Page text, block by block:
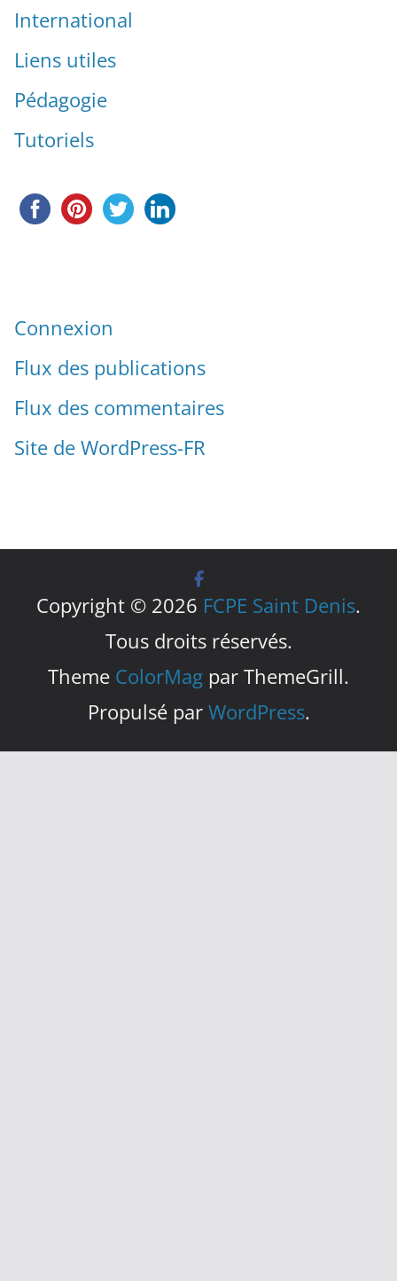
International
Liens utiles
Pédagogie
Tutoriels
Connexion
Flux des publications
Flux des commentaires
Site de WordPress-FR
Copyright © 2026 FCPE Saint Denis.
Tous droits réservés.
Theme ColorMag par ThemeGrill.
Propulsé parWordPress.